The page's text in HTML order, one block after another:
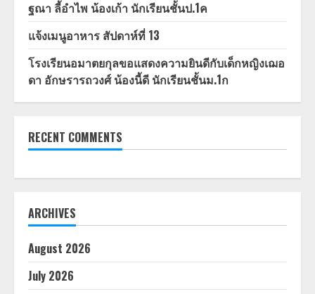
ฐณา ลี้อำไพ น้องเก้า นักเรียนชั้นป.1ค
แจ้งเมนูอาหาร สัปดาห์ที่ 13
โรงเรียนอมาตยกุลขอแสดงความยินดีกับเด็กหญิงเฌอ
ดา อักษรารถวงศ์ น้องนี้ดี นักเรียนชั้นม.1ก
RECENT COMMENTS
ARCHIVES
August 2026
July 2026